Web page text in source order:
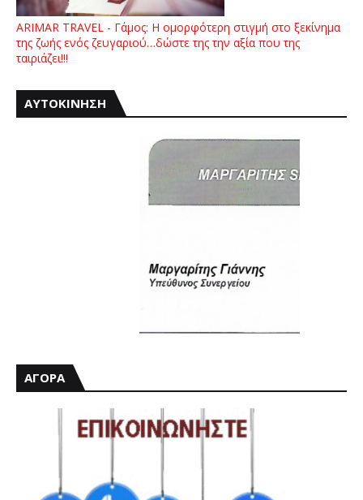
ARIMAR TRAVEL - Γάμος: Η ομορφότερη στιγμή στο ξεκίνημα
της ζωής ενός ζευγαριού…δώστε της την αξία που της
ταιριάζει!!!
ΑΥΤΟΚΙΝΗΣΗ
ΑΓΟΡΑ